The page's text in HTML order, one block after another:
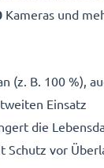
Kameras und
(z. B. 100 %),
Einsatz
die
Schutz vor